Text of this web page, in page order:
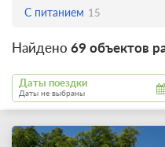
С питанием 15
Найдено 69 объектов
Даты поездки
Даты не выбраны